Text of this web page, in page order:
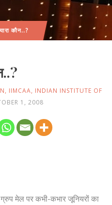
कौन..?
, IIMCAA, INDIAN INSTITUTE OF
1, 2008
ग्रुप मेल पर कभी-कभार जूनियरों का